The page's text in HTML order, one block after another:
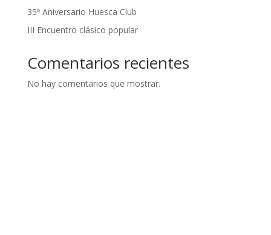
35º Aniversario Huesca Club
III Encuentro clásico popular
Comentarios recientes
No hay comentarios que mostrar.